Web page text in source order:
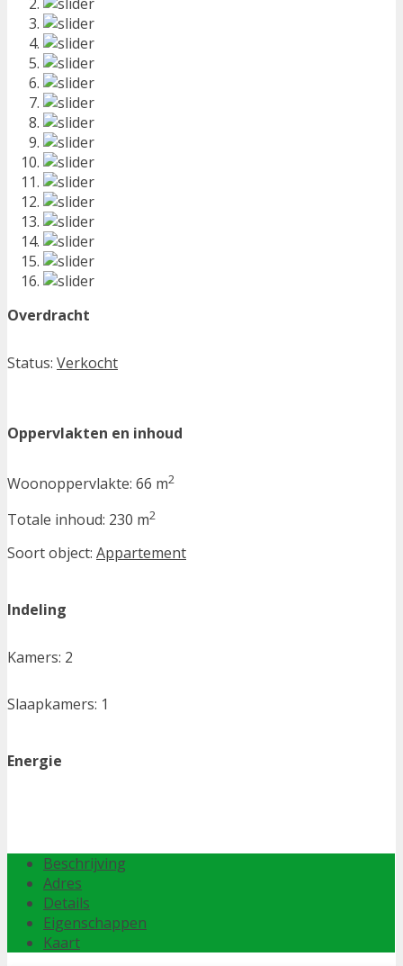
Overdracht
Status: Verkocht
Oppervlakten en inhoud
Woonoppervlakte: 66 m2
Totale inhoud: 230 m2
Soort object: Appartement
Indeling
Kamers: 2
Slaapkamers: 1
Energie
Beschrijving
Adres
Details
Eigenschappen
Kaart